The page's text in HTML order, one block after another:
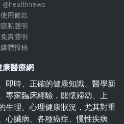
@healthnews
使用條款
隱私聲明
免責聲明
媒體投稿
康醫療網
即時、正確的健康知識、醫學新
專家臨床經驗，關懷婦幼、上
生理、心理健康狀況，尤其對重
心臟病、各種癌症、慢性疾病